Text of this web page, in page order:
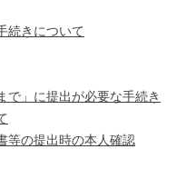
続きについて
で」に提出が必要な手続き
等の提出時の本人確認